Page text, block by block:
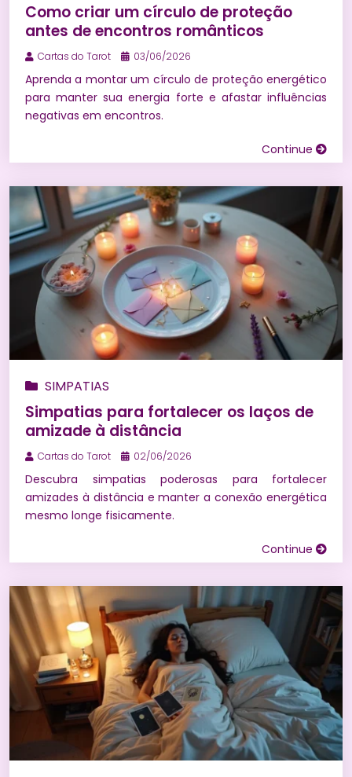
Como criar um círculo de proteção
antes de encontros românticos
Cartas do Tarot 03/06/2026
Aprenda a montar um círculo de proteção energético
para manter sua energia forte e afastar influências
negativas em encontros.
Continue
SIMPATIAS
Simpatias para fortalecer os laços de
amizade à distância
Cartas do Tarot 02/06/2026
Descubra simpatias poderosas para fortalecer
amizades à distância e manter a conexão energética
mesmo longe fisicamente.
Continue